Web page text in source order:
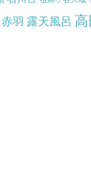
赤羽 露天風呂